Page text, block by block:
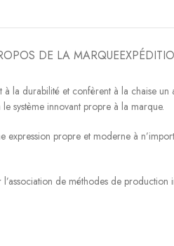
DE LA MARQUE
la durabilité et confèrent à la chaise
système innovant propre à la marque.
propre et moderne à
de méthodes de production